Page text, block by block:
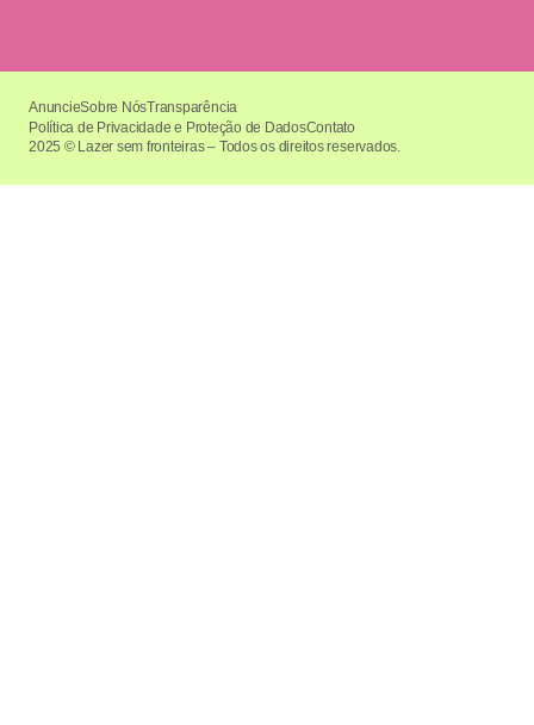
2025 © Lazer sem fronteiras – Todos os direitos reservados.
AnuncieSobre NósTransparência
Política de Privacidade e Proteção de DadosContato